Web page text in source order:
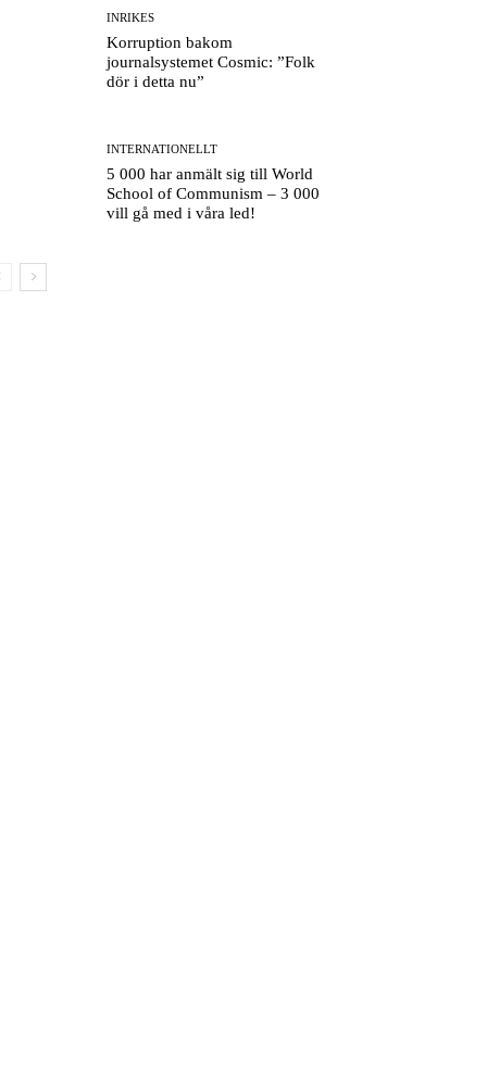
INRIKES
Korruption bakom
journalsystemet Cosmic: ”Folk
dör i detta nu”
INTERNATIONELLT
5 000 har anmält sig till World
School of Communism – 3 000
vill gå med i våra led!